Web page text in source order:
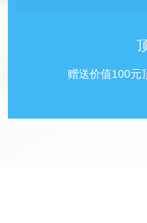
赠送价值100元